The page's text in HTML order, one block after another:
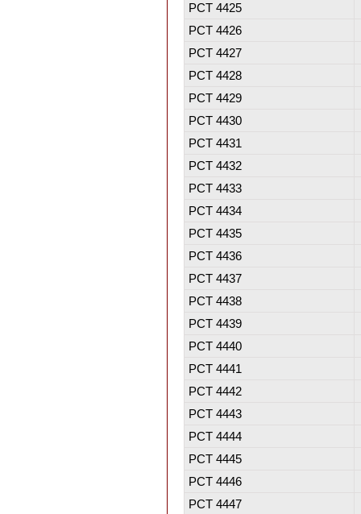
PCT 4425
PCT 4426
PCT 4427
PCT 4428
PCT 4429
PCT 4430
PCT 4431
PCT 4432
PCT 4433
PCT 4434
PCT 4435
PCT 4436
PCT 4437
PCT 4438
PCT 4439
PCT 4440
PCT 4441
PCT 4442
PCT 4443
PCT 4444
PCT 4445
PCT 4446
PCT 4447